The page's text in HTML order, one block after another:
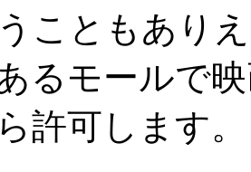
こともあり
あるモールで
許可します。